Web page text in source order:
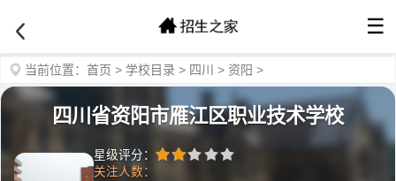
☰
当前位置： 首页 > 学校目录 > 四川 > 资阳 >
四川省资阳市雁江区职业技术学校
星级评分：
关注人数：